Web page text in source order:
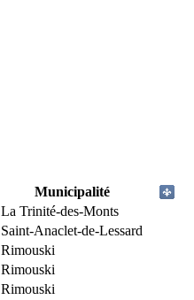
Municipalité
La Trinité-des-Monts
Saint-Anaclet-de-Lessard
Rimouski
Rimouski
Rimouski